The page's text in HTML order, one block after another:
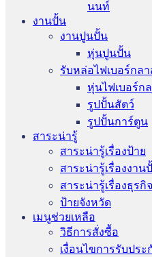
นนท์
งานปั้น
งานปูนปั้น
หุ่นปูนปั้น
รับหล่อไฟเบอร์กล
หุ่นไฟเบอร์ก
รูปปั้นสัตว์
รูปปั้นการ์ตูน
สาระน่ารู้
สาระน่ารู้เรื่องป้าย
สาระน่ารู้เรื่องงาน
สาระน่ารู้เรื่องธุรกิจ
ป้ายจังหวัด
เมนูช่วยเหลือ
วิธีการสั่งซื้อ
เงื่อนไขการรับประ